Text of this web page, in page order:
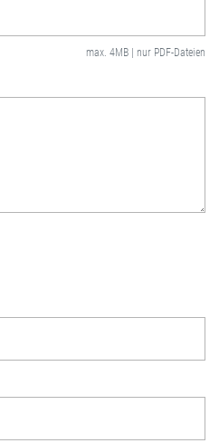
max. 4MB | nur PDF-Dateien